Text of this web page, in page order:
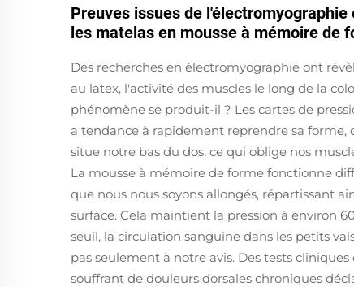
Preuves issues de
les matelas en mousse à mémoire de
Des recherches en électromyographie ont
au latex, l'activité des muscles le long de la
phénomène se produit-il ? Les cartes de
a tendance à rapidement reprendre sa forme,
situe notre bas du dos, ce qui oblige nos
La mousse à mémoire de forme fonctionne
que nous nous soyons allongés, répartissant
surface. Cela maintient la pression à environ
seuil, la circulation sanguine dans les petits
pas seulement à notre avis. Des tests
souffrant de douleurs dorsales chroniques